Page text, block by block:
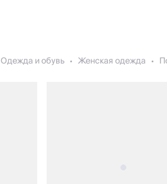
Одежда и обувь Женская одежда